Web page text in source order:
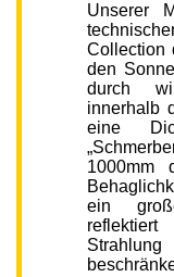
Unserer
Collection
den
durch
innerhalb
eine
1000mm
ein